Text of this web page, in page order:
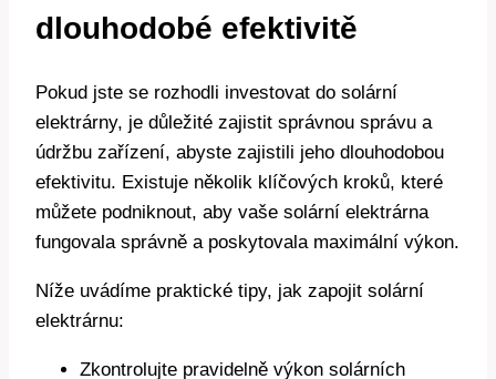
dlouhodobé efektivitě
Pokud jste se rozhodli investovat do solární
elektrárny, je důležité zajistit správnou správu a
údržbu zařízení, abyste zajistili jeho dlouhodobou
efektivitu. Existuje několik klíčových kroků, které
můžete podniknout, aby vaše solární elektrárna
fungovala správně a poskytovala maximální výkon.
Níže uvádíme praktické tipy, jak zapojit solární
elektrárnu:
Zkontrolujte pravidelně výkon solárních